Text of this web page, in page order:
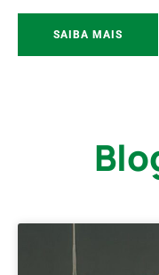
SAIBA MAIS